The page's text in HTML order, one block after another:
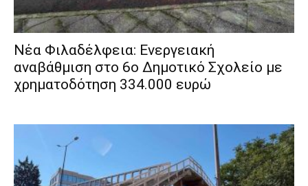
Νέα Φιλαδέλφεια: Ενεργειακή
αναβάθμιση στο 6ο Δημοτικό Σχολείο με
χρηματοδότηση 334.000 ευρώ